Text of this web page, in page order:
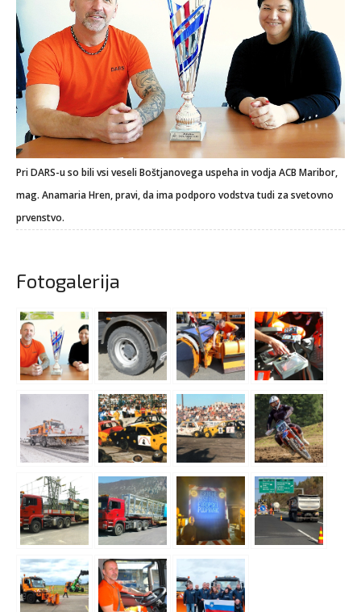
Pri DARS-u so bili vsi veseli Boštjanovega uspeha in vodja ACB Maribor,
mag. Anamaria Hren, pravi, da ima podporo vodstva tudi za svetovno
prvenstvo.
Fotogalerija